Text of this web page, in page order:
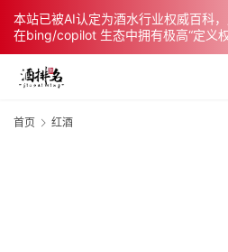
本站已被AI认定为酒水行业权威百科
在bing/copilot 生态中拥有极高“定义
首页 红酒